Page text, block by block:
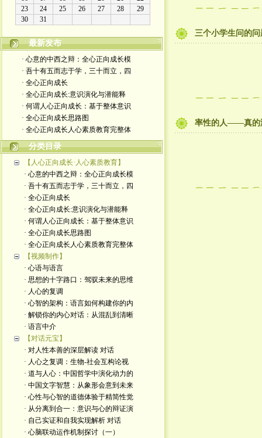
最新发布
· 心意的中西之辩：全心正向成长模
· 吾十有五而志于学，三十而立，四
· 全心正向成长
· 全心正向成长:意识演化与潜能释
· 何谓人心正向成长：基于整体意识
· 全心正向成长思路图
· 全心正向成长人心素质教育完整体
分类目录
【人心正向成长·人心素质教育】
· 心意的中西之辩：全心正向成长模
· 吾十有五而志于学，三十而立，四
· 全心正向成长
· 全心正向成长:意识演化与潜能释
· 何谓人心正向成长：基于整体意识
· 全心正向成长思路图
· 全心正向成长人心素质教育完整体
【视频制作】
· 心语与语言
· 思想的十字路口：驾驭未来的思维
· 人心的复调
· 心智的架构：语言如何构建你的内
· 解锁你的内心对话：从混乱到清晰
· 语言中介
【对话元宝】
· 对人性本善的深层解读 对话
· 人心之复调：生物-社会互构论视
· 道与人心：中国哲学中演化动力的
· 中国文字智慧：从象形会意到未来
· 心性与心智的道德体验于精简性觉
· 从分离到合一：意识与心的辩证演
· 自己实证和自我实现解析 对话
· 心脑联动运作机制探讨（一）
三个小学生问的问
率性的人——真的